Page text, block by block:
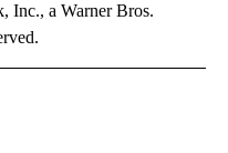
a Warner Bros.
RECEIVE NOTIFICATIONS ABOUT